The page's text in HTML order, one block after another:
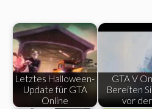
Letztes Halloween-
Update für GTA
Online
GTA V
Bereiten
vor